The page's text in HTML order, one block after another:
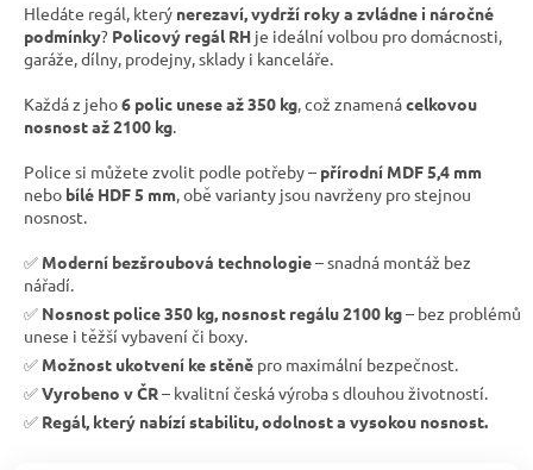
Hledáte regál, který nerezaví, vydrží roky a zvládne i náročné
podmínky? Policový regál RH je ideální volbou pro domácnosti,
garáže, dílny, prodejny, sklady i kanceláře.
Každá z jeho6 polic unese až 350 kg, což znamenácelkovou
nosnost až 2100 kg.
Police si můžete zvolit podle potřeby – přírodní MDF 5,4 mm
nebo bílé HDF 5 mm, obě varianty jsou navrženy pro stejnou
nosnost.
✅ Moderní bezšroubová technologie– snadná montáž bez
nářadí.
✅ Nosnost police 350 kg, nosnost regálu 2100 kg– bez problémů
unese i těžší vybavení či boxy.
✅ Možnost ukotvení ke stěně pro maximální bezpečnost.
✅Vyrobeno v ČR– kvalitní česká výroba s dlouhou životností.
✅ Regál, který nabízí stabilitu, odolnost a vysokou nosnost.